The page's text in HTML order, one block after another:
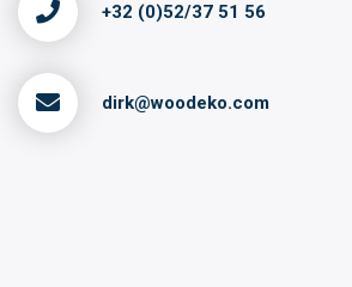
+32 (0)52/37 51 56
dirk@woodeko.com